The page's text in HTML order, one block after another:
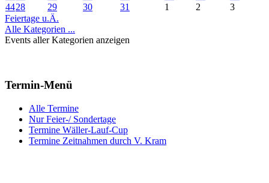
4428 29 30 31 1 2
3
Feiertage u.Ä.
Alle Kategorien ...
Events aller Kategorien anzeigen
Termin-Menü
Alle Termine
Nur Feier-/ Sondertage
Termine Wäller-Lauf-Cup
Termine Zeitnahmen durch V. Kram